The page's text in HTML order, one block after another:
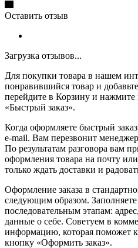
Оставить отзыв
Загрузка отзывов...
Для покупки товара в нашем
понравившийся товар и
перейдите в Корзину и
«Быстрый заказ».
Когда оформляете быстрый
e-mail. Вам перезвонит
По результатам разговора вам
оформления товара на почту
только ждать доставки и
Оформление заказа в
следующим образом.
последовательным этапам:
данные о себе. Советуем в
информацию, которая поможет
кнопку «Оформить заказ».